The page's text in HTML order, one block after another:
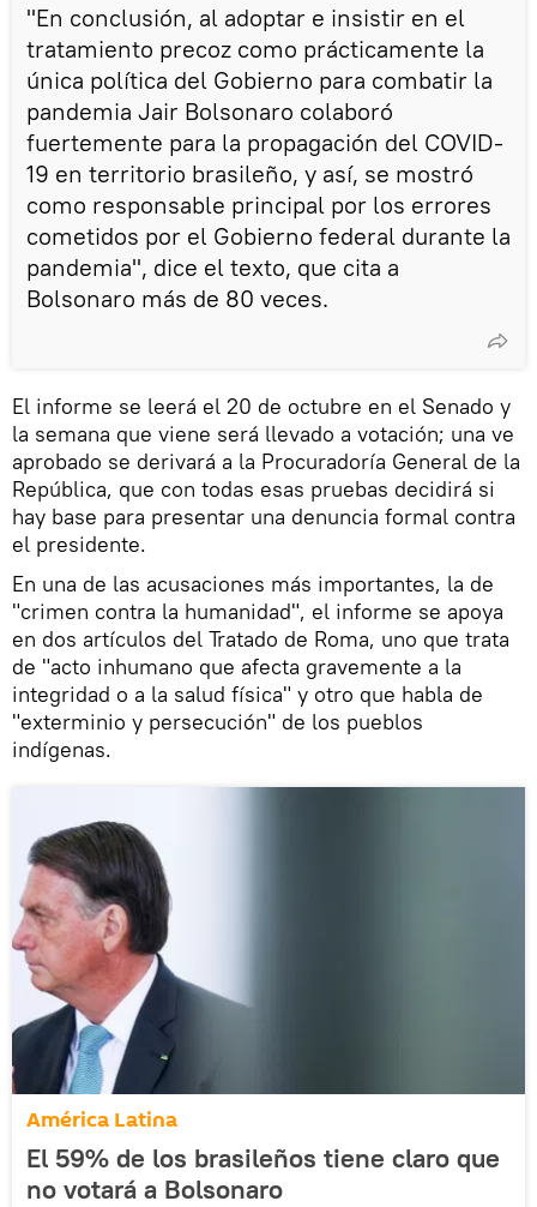
"En conclusión, al adoptar e insistir en el
tratamiento precoz como prácticamente la
única política del Gobierno para combatir la
pandemia Jair Bolsonaro colaboró
fuertemente para la propagación del COVID-
19 en territorio brasileño, y así, se mostró
como responsable principal por los errores
cometidos por el Gobierno federal durante la
pandemia", dice el texto, que cita a
Bolsonaro más de 80 veces.
El informe se leerá el 20 de octubre en el Senado y
la semana que viene será llevado a votación; una ve
aprobado se derivará a la Procuradoría General de la
República, que con todas esas pruebas decidirá si
hay base para presentar una denuncia formal contra
el presidente.
En una de las acusaciones más importantes, la de
"crimen contra la humanidad", el informe se apoya
en dos artículos del Tratado de Roma, uno que trata
de "acto inhumano que afecta gravemente a la
integridad o a la salud física" y otro que habla de
"exterminio y persecución" de los pueblos
indígenas.
América Latina
El 59% de los brasileños tiene claro que
no votará a Bolsonaro